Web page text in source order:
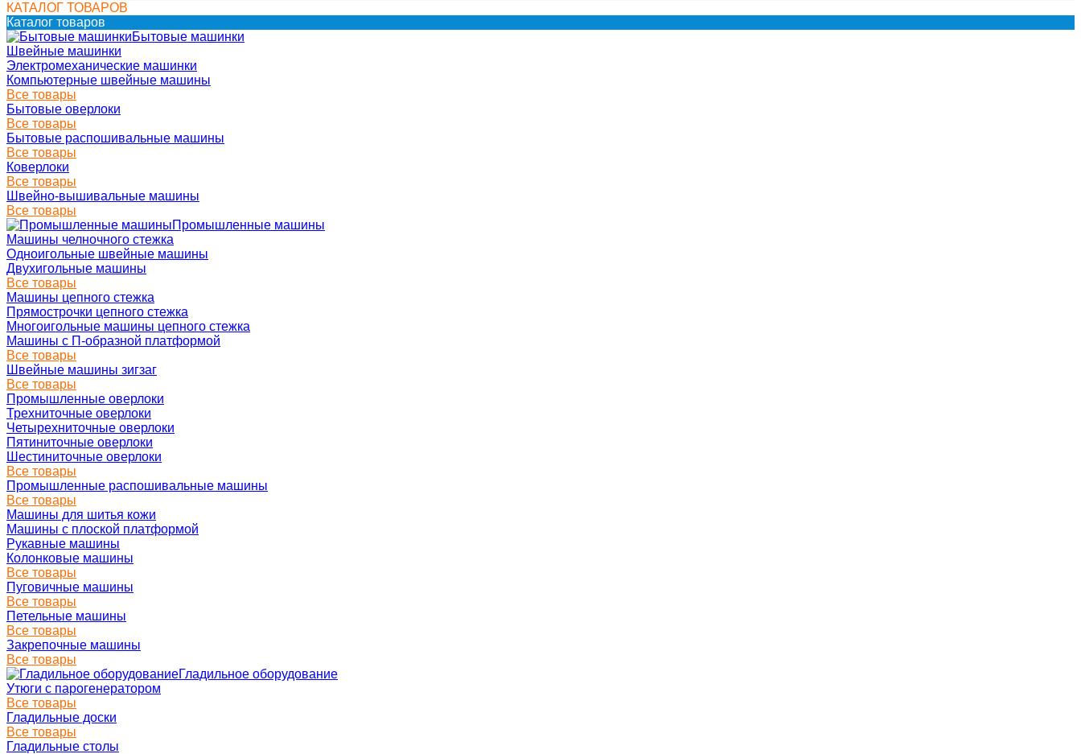
КАТАЛОГ ТОВАРОВ
Каталог товаров
Бытовые машинки
Швейные машинки
Электромеханические машинки
Компьютерные швейные машины
Все товары
Бытовые оверлоки
Все товары
Бытовые распошивальные машины
Все товары
Коверлоки
Все товары
Швейно-вышивальные машины
Все товары
Промышленные машины
Машины челночного стежка
Одноигольные швейные машины
Двухигольные машины
Все товары
Машины цепного стежка
Прямострочки цепного стежка
Многоигольные машины цепного стежка
Машины с П-образной платформой
Все товары
Швейные машины зигзаг
Все товары
Промышленные оверлоки
Трехниточные оверлоки
Четырехниточные оверлоки
Пятиниточные оверлоки
Шестиниточные оверлоки
Все товары
Промышленные распошивальные машины
Все товары
Машины для шитья кожи
Машины с плоской платформой
Рукавные машины
Колонковые машины
Все товары
Пуговичные машины
Все товары
Петельные машины
Все товары
Закрепочные машины
Все товары
Гладильное оборудование
Утюги с парогенератором
Все товары
Гладильные доски
Все товары
Гладильные столы